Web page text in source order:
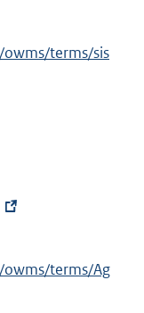
terms/sis
terms/Ag